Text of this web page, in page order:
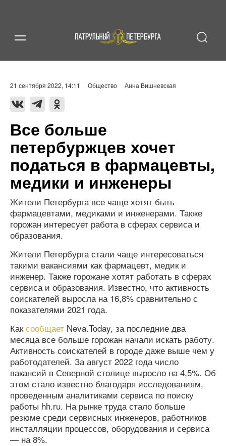
21 сентября 2022, 14:11 Общество Анна Вишневская
Все больше
петербуржцев хочет
податься в фармацевты,
медики и инженеры
Жители Петербурга все чаще хотят быть
фармацевтами, медиками и инженерами. Также
горожан интересует работа в сферах сервиса и
образования.
Жители Петербурга стали чаще интересоваться
такими вакансиями как фармацевт, медик и
инженер. Также горожане хотят работать в сферах
сервиса и образования. Известно, что активность
соискателей выросла на 16,8% сравнительно с
показателями 2021 года.
Каксообщает Neva.Today, за последние два
месяца все больше горожан начали искать работу.
Активность соискателей в городе даже выше чем у
работодателей. За август 2022 года число
вакансий в Северной столице выросло на 4,5%. Об
этом стало известно благодаря исследованиям,
проведенным аналитиками сервиса по поиску
работы hh.ru. На рынке труда стало больше
резюме среди сервисных инженеров, работников
инсталляции процессов, оборудования и сервиса
— на 8%.